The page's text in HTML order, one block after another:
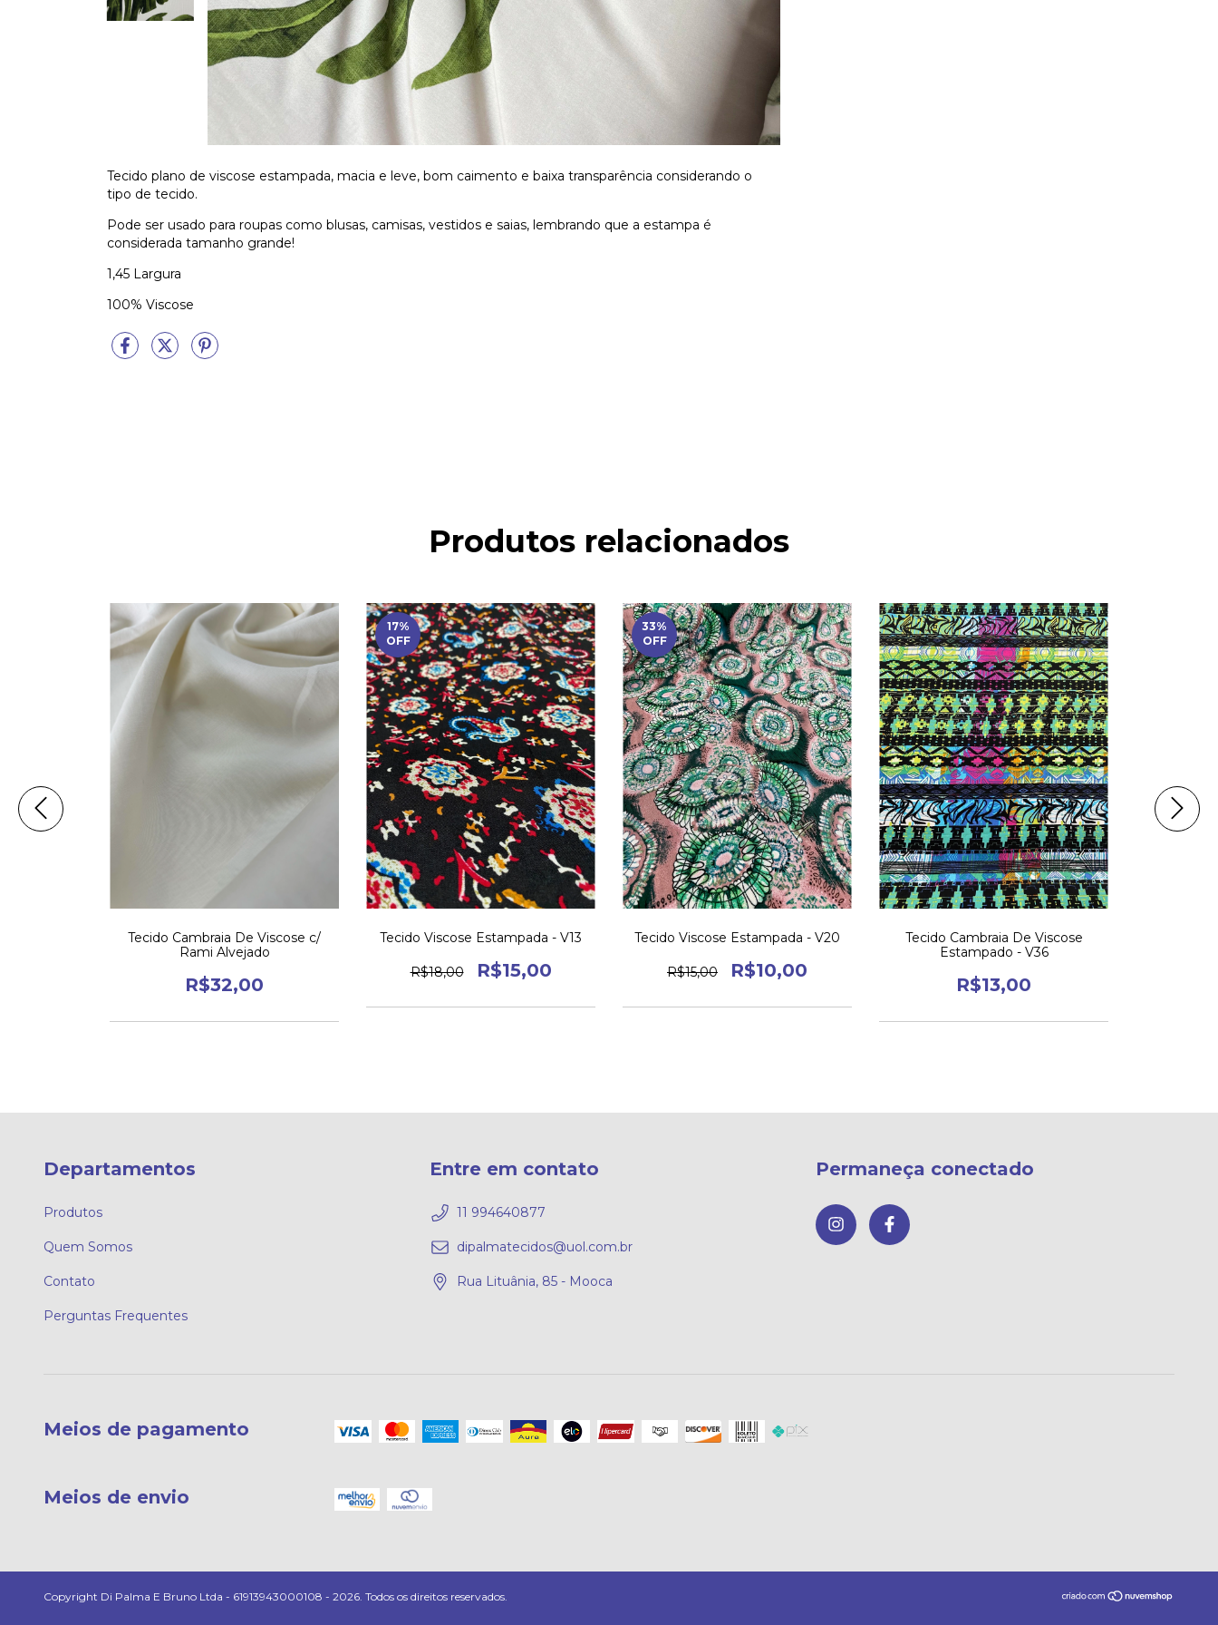
Tecido plano de viscose estampada, macia e leve, bom caimento e baixa transparência considerando o
tipo de tecido.
Pode ser usado para roupas como blusas, camisas, vestidos e saias, lembrando que a estampa é
considerada tamanho grande!
1,45 Largura
100% Viscose
Produtos relacionados
Tecido Cambraia De Viscose c/
Rami Alvejado
R$32,00
17%
OFF
Tecido Viscose Estampada - V13
R$18,00 R$15,00
33%
OFF
Tecido Viscose Estampada - V20
R$15,00 R$10,00
Tecido Cambraia De Viscose
Estampado - V36
R$13,00
Departamentos
Produtos
Quem Somos
Contato
Perguntas Frequentes
Entre em contato
11 994640877
dipalmatecidos@uol.com.br
Rua Lituânia, 85 - Mooca
Permaneça conectado
Meios de pagamento
Meios de envio
Copyright Di Palma E Bruno Ltda - 61913943000108 - 2026. Todos os direitos reservados.